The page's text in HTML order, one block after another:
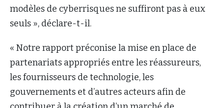
modèles de cyberrisques ne suffiront pas à eux
seuls », déclare-t-il.
« Notre rapport préconise la mise en place de
partenariats appropriés entre les réassureurs,
les fournisseurs de technologie, les
gouvernements et d’autres acteurs afin de